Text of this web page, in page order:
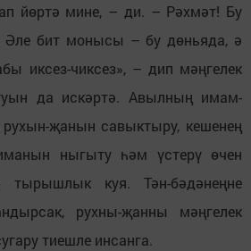
йөртә мине, – ди. – Рәхмәт! Бу
Әле бит монысы – бу дөньяда, ә
иксез-чиксез», – дип мәңгелек
да искәртә. Авылның имам-
җанын савыктыру, кешенең
ныгыту һәм үстерү өчен
тырышлык куя. Тән-бәдәнеңне
рухны-җанны мәңгелек
тиешле инсанга.